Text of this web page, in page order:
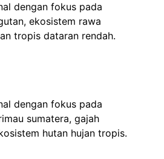
dengan fokus pada
ekosistem rawa
tropis dataran rendah.
dengan fokus pada
sumatera, gajah
hutan hujan tropis.